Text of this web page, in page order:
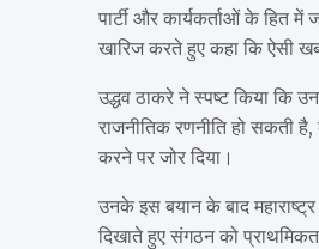
पार्टी और कार्यकर्ताओं के हित
खारिज करते हुए कहा कि ऐसी
उद्धव ठाकरे ने स्पष्ट किया कि
राजनीतिक रणनीति हो सकती
करने पर जोर दिया।
उनके इस बयान के बाद
दिखाते हुए संगठन को